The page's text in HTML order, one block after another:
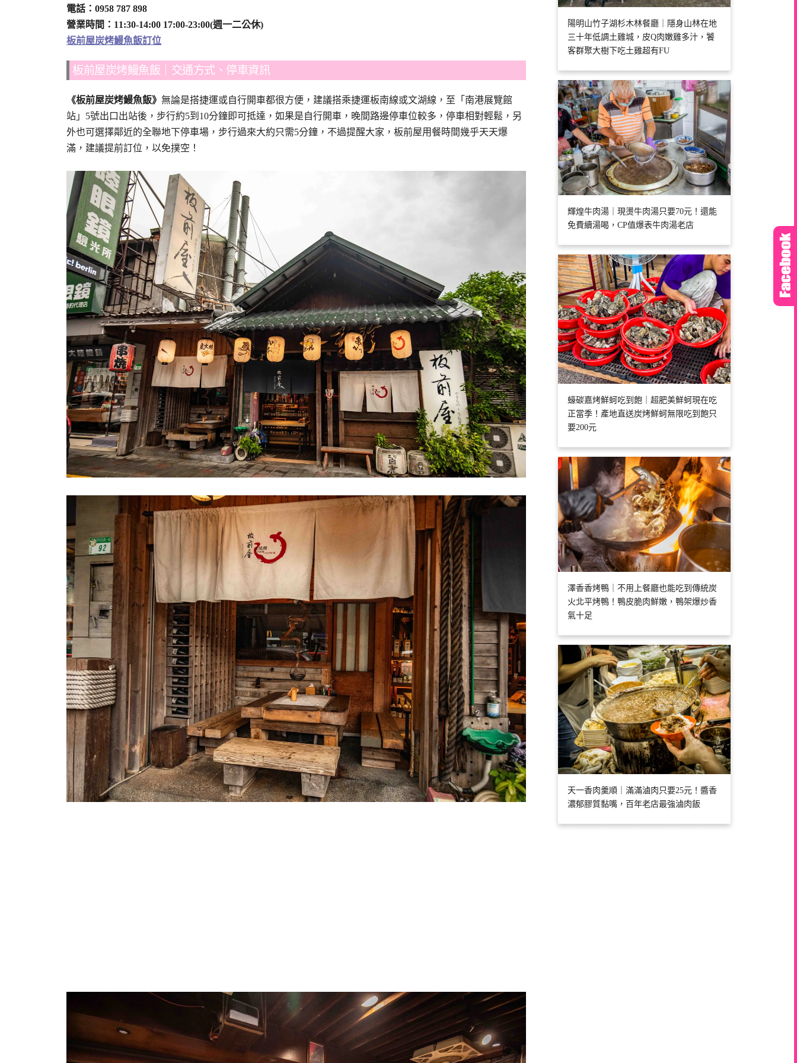
電話：0958 787 898
營業時間：11:30-14:00 17:00-23:00(週一二公休)
板前屋炭烤鰻魚飯訂位
板前屋炭烤鰻魚飯｜交通方式、停車資訊
《板前屋炭烤鰻魚飯》 無論是搭捷運或自行開車都很方便，建議搭乘捷運板南線或文湖線，至「南港展覽館
站」5號出口出站後，步行約5到10分鐘即可抵達，如果是自行開車，晚間路邊停車位較多，停車相對輕鬆，另
外也可選擇鄰近的全聯地下停車場，步行過來大約只需5分鐘，不過提醒大家，板前屋用餐時間幾乎天天爆
滿，建議提前訂位，以免撲空！
陽明山竹子湖杉木林餐廳｜隱身山林在地
三十年低調土雞城，皮Q肉嫩雞多汁，饕
客群聚大樹下吃土雞超有FU
輝煌牛肉湯｜現燙牛肉湯只要70元！還能
免費續湯喝，CP值爆表牛肉湯老店
蠔碳嘉烤鮮蚵吃到飽｜超肥美鮮蚵現在吃
正當季！產地直送炭烤鮮蚵無限吃到飽只
要200元
澤香香烤鴨｜不用上餐廳也能吃到傳統炭
火北平烤鴨！鴨皮脆肉鮮嫩，鴨架爆炒香
氣十足
天一香肉羹順｜滿滿滷肉只要25元！醬香
濃郁膠質黏嘴，百年老店最強滷肉飯